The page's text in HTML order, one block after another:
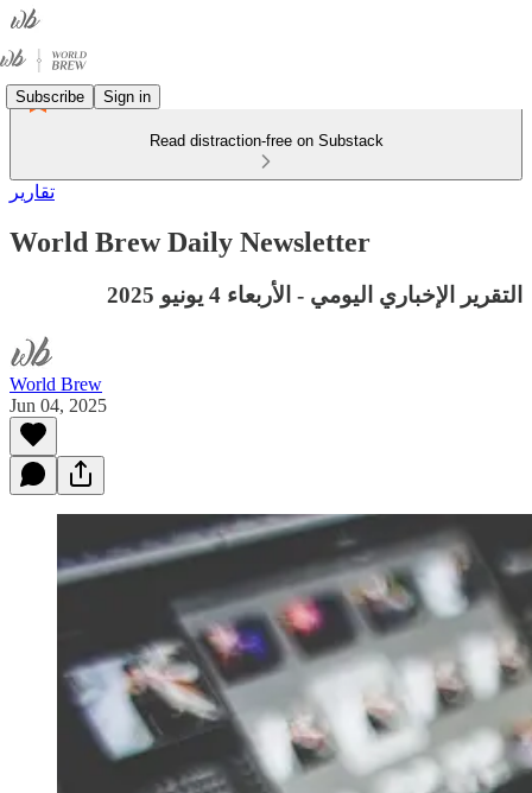
Subscribe Sign in
Read distraction-free on Substack
تقارير
World Brew Daily Newsletter
التقرير الإخباري اليومي - الأربعاء 4 يونيو 2025
World Brew
Jun 04, 2025